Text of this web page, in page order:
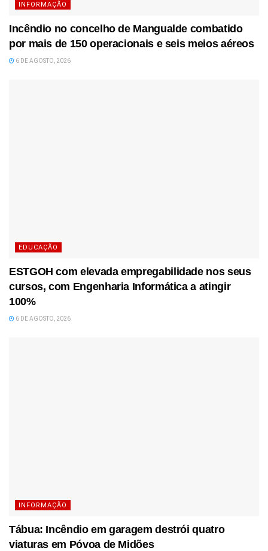
INFORMAÇÃO
Incêndio no concelho de Mangualde combatido
por mais de 150 operacionais e seis meios aéreos
6 DE AGOSTO, 2026
EDUCAÇÃO
ESTGOH com elevada empregabilidade nos seus
cursos, com Engenharia Informática a atingir
100%
6 DE AGOSTO, 2026
INFORMAÇÃO
Tábua: Incêndio em garagem destrói quatro
viaturas em Póvoa de Midões